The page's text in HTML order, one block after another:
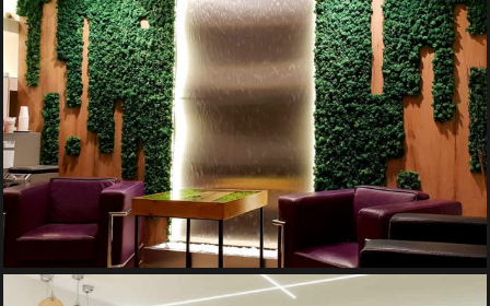
PERETE DE APA DIN INOX VALURIT
Pereti de Apa